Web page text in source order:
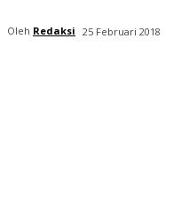
Oleh Redaksi 25 Februari 2018